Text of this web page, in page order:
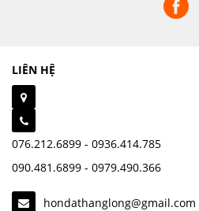
LIÊN HỆ
076.212.6899 - 0936.414.785
090.481.6899 - 0979.490.366
hondathanglong@gmail.com